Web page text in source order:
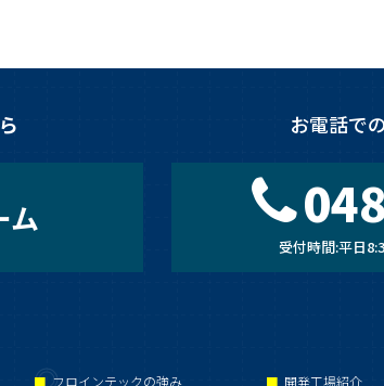
ム
お電話で
受付時間:平日
フロインテックの強み 開発工場紹介